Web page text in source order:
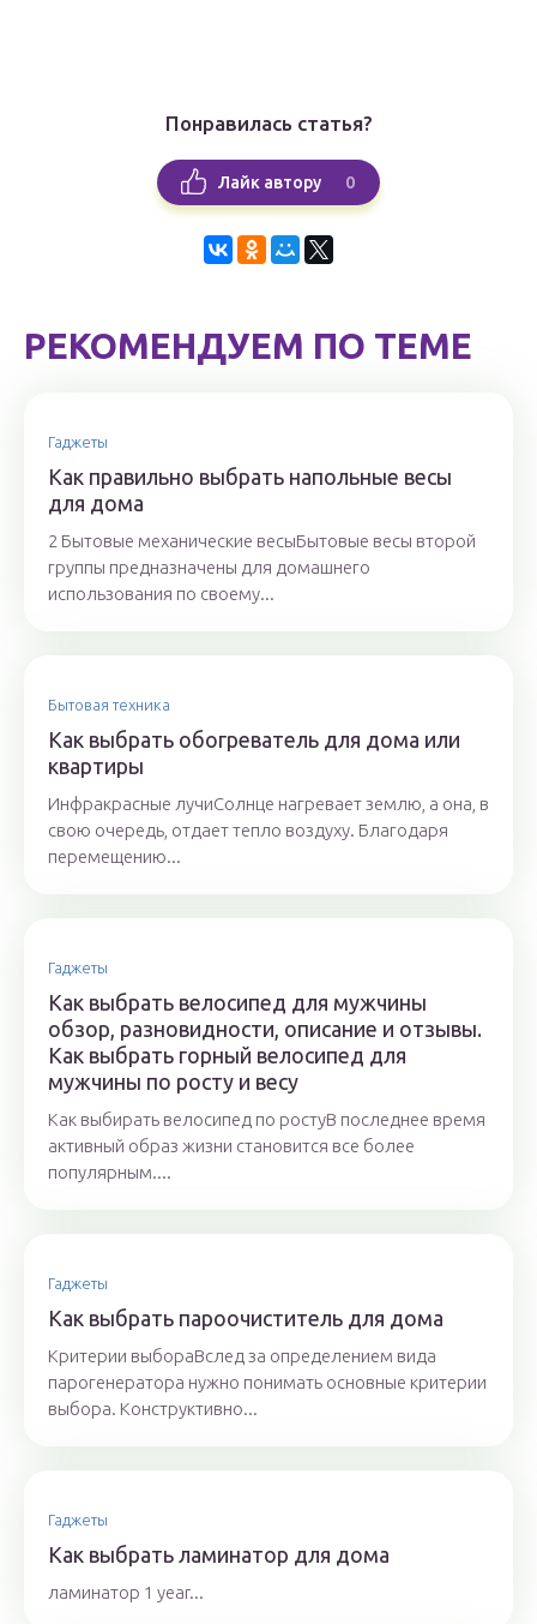
Понравилась статья?
Лайк автору 0
РЕКОМЕНДУЕМ ПО ТЕМЕ
Гаджеты
Как правильно выбрать напольные весы
для дома
2 Бытовые механические весыБытовые весы второй
группы предназначены для домашнего
использования по своему...
Бытовая техника
Как выбрать обогреватель для дома или
квартиры
Инфракрасные лучиСолнце нагревает землю, а она, в
свою очередь, отдает тепло воздуху. Благодаря
перемещению...
Гаджеты
Как выбрать велосипед для мужчины
обзор, разновидности, описание и отзывы.
Как выбрать горный велосипед для
мужчины по росту и весу
Как выбирать велосипед по ростуВ последнее время
активный образ жизни становится все более
популярным....
Гаджеты
Как выбрать пароочиститель для дома
Критерии выбораВслед за определением вида
парогенератора нужно понимать основные критерии
выбора. Конструктивно...
Гаджеты
Как выбрать ламинатор для дома
ламинатор 1 year...